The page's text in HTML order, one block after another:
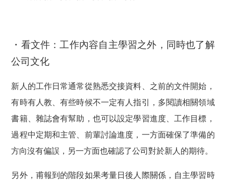
・看文件：工作內容自主學習之外，同時也了解
公司文化
新人的工作日常通常從熟悉交接資料、之前的文件開始，
有時有人教、有些時候不一定有人指引，多閱讀相關領域
書籍、雜誌會有幫助，也可以設定學習進度、工作目標，
過程中定期和主管、前輩討論進度，一方面確保了準備的
方向沒有偏誤，另一方面也確認了公司對於新人的期待。
另外，甫報到的階段如果考量日後人際關係，自主學習時